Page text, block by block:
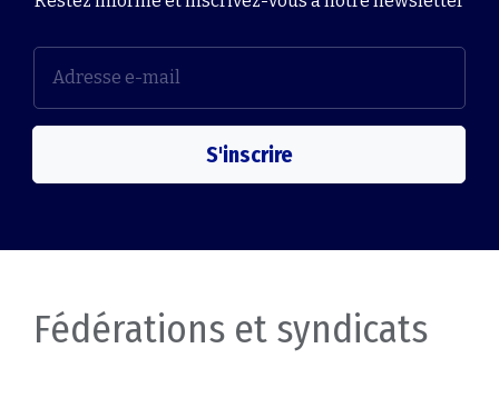
S'inscrire
Fédérations et syndicats